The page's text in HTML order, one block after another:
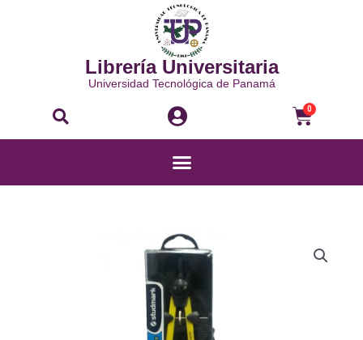
Librería Universitaria
Universidad Tecnológica de Panamá
Buscar 0
Menú